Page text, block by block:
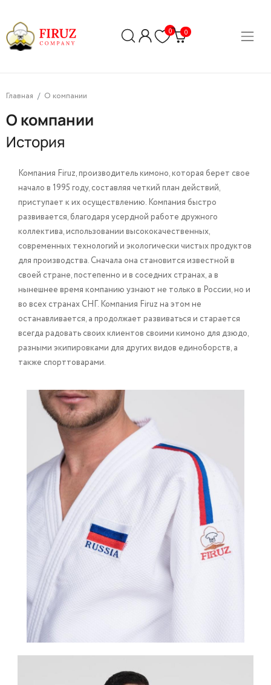
0 0
Главная О компании
О компании
История
Компания Firuz, производитель кимоно, которая берет свое
начало в 1995 году, составляя четкий план действий,
приступает к их осуществлению. Компания быстро
развивается, благодаря усердной работе дружного
коллектива, использовании высококачественных,
современных технологий и экологически чистых продуктов
для производства. Сначала она становится известной в
своей стране, постепенно и в соседних странах, а в
нынешнее время компанию узнают не только в России, но и
во всех странах СНГ. Компания Firuz на этом не
останавливается, а продолжает развиваться и старается
всегда радовать своих клиентов своими кимоно для дзюдо,
разными экипировками для других видов единоборств, а
также спорттоварами.